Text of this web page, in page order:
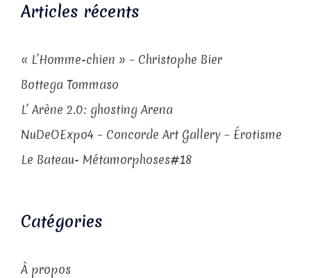
Articles récents
« L’Homme-chien » – Christophe Bier
Bottega Tommaso
L’ Arène 2.0: ghosting Arena
NuDeOExpo4 – Concorde Art Gallery – Érotisme
Le Bateau- Métamorphoses#18
Catégories
À propos